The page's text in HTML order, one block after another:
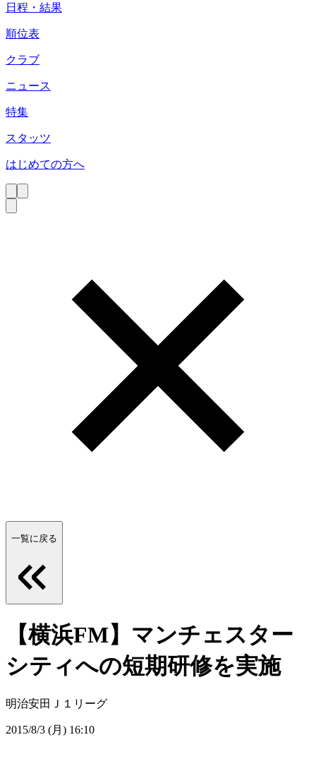
日程・結果
順位表
クラブ
ニュース
特集
スタッツ
はじめての方へ
一覧に戻る
【横浜FM】マンチェスター
シティへの短期研修を実施
明治安田Ｊ１リーグ
2015/8/3 (月) 16:10